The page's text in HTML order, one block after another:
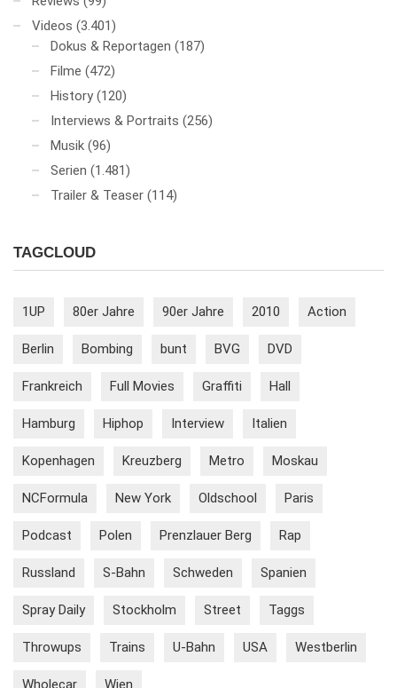
Videos (3.401)
Dokus & Reportagen (187)
Filme (472)
History (120)
Interviews & Portraits (256)
Musik (96)
Serien (1.481)
Trailer & Teaser (114)
TAGCLOUD
1UP 80er Jahre 90er Jahre 2010 Action
Berlin Bombing bunt BVG DVD
Frankreich Full Movies Graffiti Hall
Hamburg Hiphop Interview Italien
Kopenhagen Kreuzberg Metro Moskau
NCFormula New York Oldschool Paris
Podcast Polen Prenzlauer Berg Rap
Russland S-Bahn Schweden Spanien
Spray Daily Stockholm Street Taggs
Throwups Trains U-Bahn USA Westberlin
Wholecar Wien